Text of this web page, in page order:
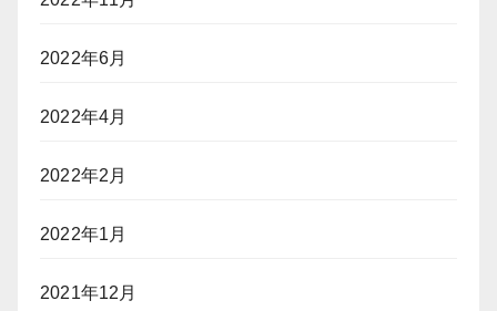
2022年6月
2022年4月
2022年2月
2022年1月
2021年12月